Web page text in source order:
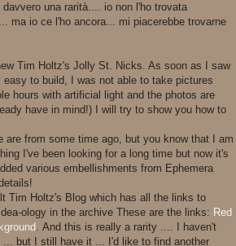
una rarità.... io non l'ho trovata
ma io ce l'ho ancora... mi piacerebbe trovarne
Tim Holtz's Jolly St. Nicks. As soon as I saw
to build, I was not able to take pictures
hours with artificial light and the photos are
have in mind!) I will try to show you how to
are from some time ago, but you know that I am
I've been looking for a long time but now it's
various embellishments from Ephemera
Tim Holtz's Blog which has all the links to
ology in the archive These are the links: Red
. And this is really a rarity .... I haven't
but I still have it ... I'd like to find another